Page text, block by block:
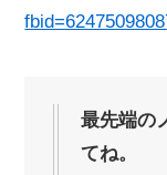
最先端の
てね。